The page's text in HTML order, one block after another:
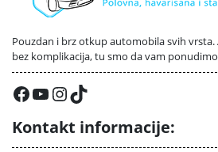
Pouzdan i brz otkup automobila svih vrsta.
bez komplikacija, tu smo da vam
Facebook
YouTube
Instagram
TikTok
Kontakt informacije: